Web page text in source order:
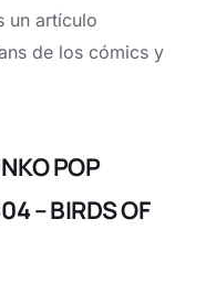
un artículo
de los cómics y
POP
– BIRDS OF